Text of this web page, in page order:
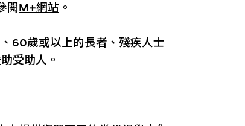
閱M+網站 。
60歲或以上的長者、殘疾人士
受助人。